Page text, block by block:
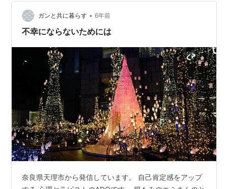
ガンと共に暮らす • 6年前
不幸にならないためには
奈良県天理市から発信しています。 自己肯定感をアップ